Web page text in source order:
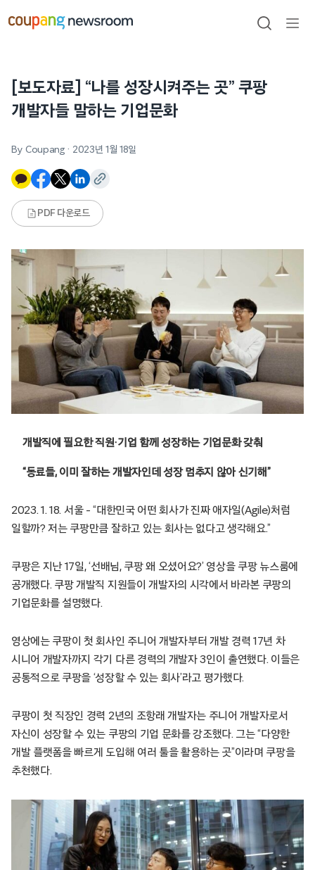
건너뛰기
검색
[보도자료] “나를 성장시켜주는 곳” 쿠팡
개발자들 말하는 기업문화
By Coupang · 2023년 1월 18일
PDF 다운로드
개발직에 필요한 직원·기업 함께 성장하는 기업문화 갖춰
“동료들, 이미 잘하는 개발자인데 성장 멈추지 않아 신기해”
2023. 1. 18. 서울 – “대한민국 어떤 회사가 진짜 애자일(Agile)처럼
일할까? 저는 쿠팡만큼 잘하고 있는 회사는 없다고 생각해요.”
쿠팡은 지난 17일, ‘선배님, 쿠팡 왜 오셨어요?’ 영상을 쿠팡 뉴스룸에
공개했다. 쿠팡 개발직 지원들이 개발자의 시각에서 바라본 쿠팡의
기업문화를 설명했다.
영상에는 쿠팡이 첫 회사인 주니어 개발자부터 개발 경력 17년 차
시니어 개발자까지 각기 다른 경력의 개발자 3인이 출연했다. 이들은
공통적으로 쿠팡을 ‘성장할 수 있는 회사’라고 평가했다.
쿠팡이 첫 직장인 경력 2년의 조항래 개발자는 주니어 개발자로서
자신이 성장할 수 있는 쿠팡의 기업 문화를 강조했다. 그는 “다양한
개발 플랫폼을 빠르게 도입해 여러 툴을 활용하는 곳”이라며 쿠팡을
추천했다.